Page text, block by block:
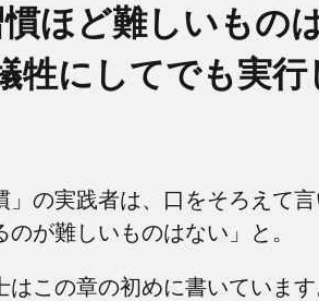
慣ほど難しいも
牲にしてでも実行
」の実践者は、口をそろえて
のが難しいものはない」と。
はこの章の初めに書いています